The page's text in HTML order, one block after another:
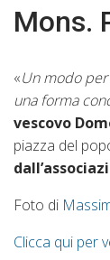
Mons.
«Un modo
una forma
vescovo
piazza del
Foto di
Clicca qui per